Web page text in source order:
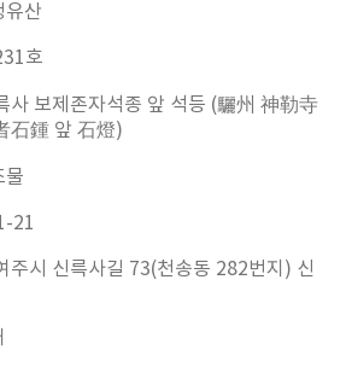
유산
호
사 보제존자석종 앞 석등 (驪州 神勒寺
石鍾 앞 石燈)
물
21
주시 신륵사길 73(천송동 282번지) 신